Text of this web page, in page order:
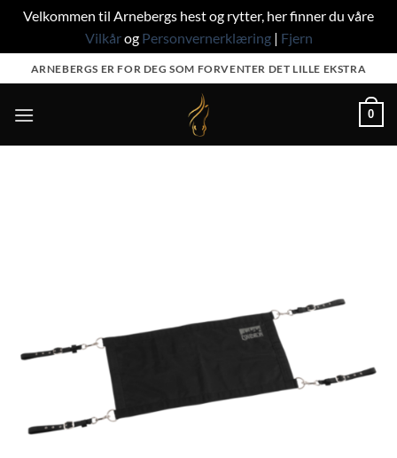
Velkommen til Arnebergs hest og rytter, her finner du våre
Vilkårog Personvernerklæring| Fjern
to
content
ARNEBERGS ER FOR DEG SOM FORVENTER DET LILLE EKSTRA
0